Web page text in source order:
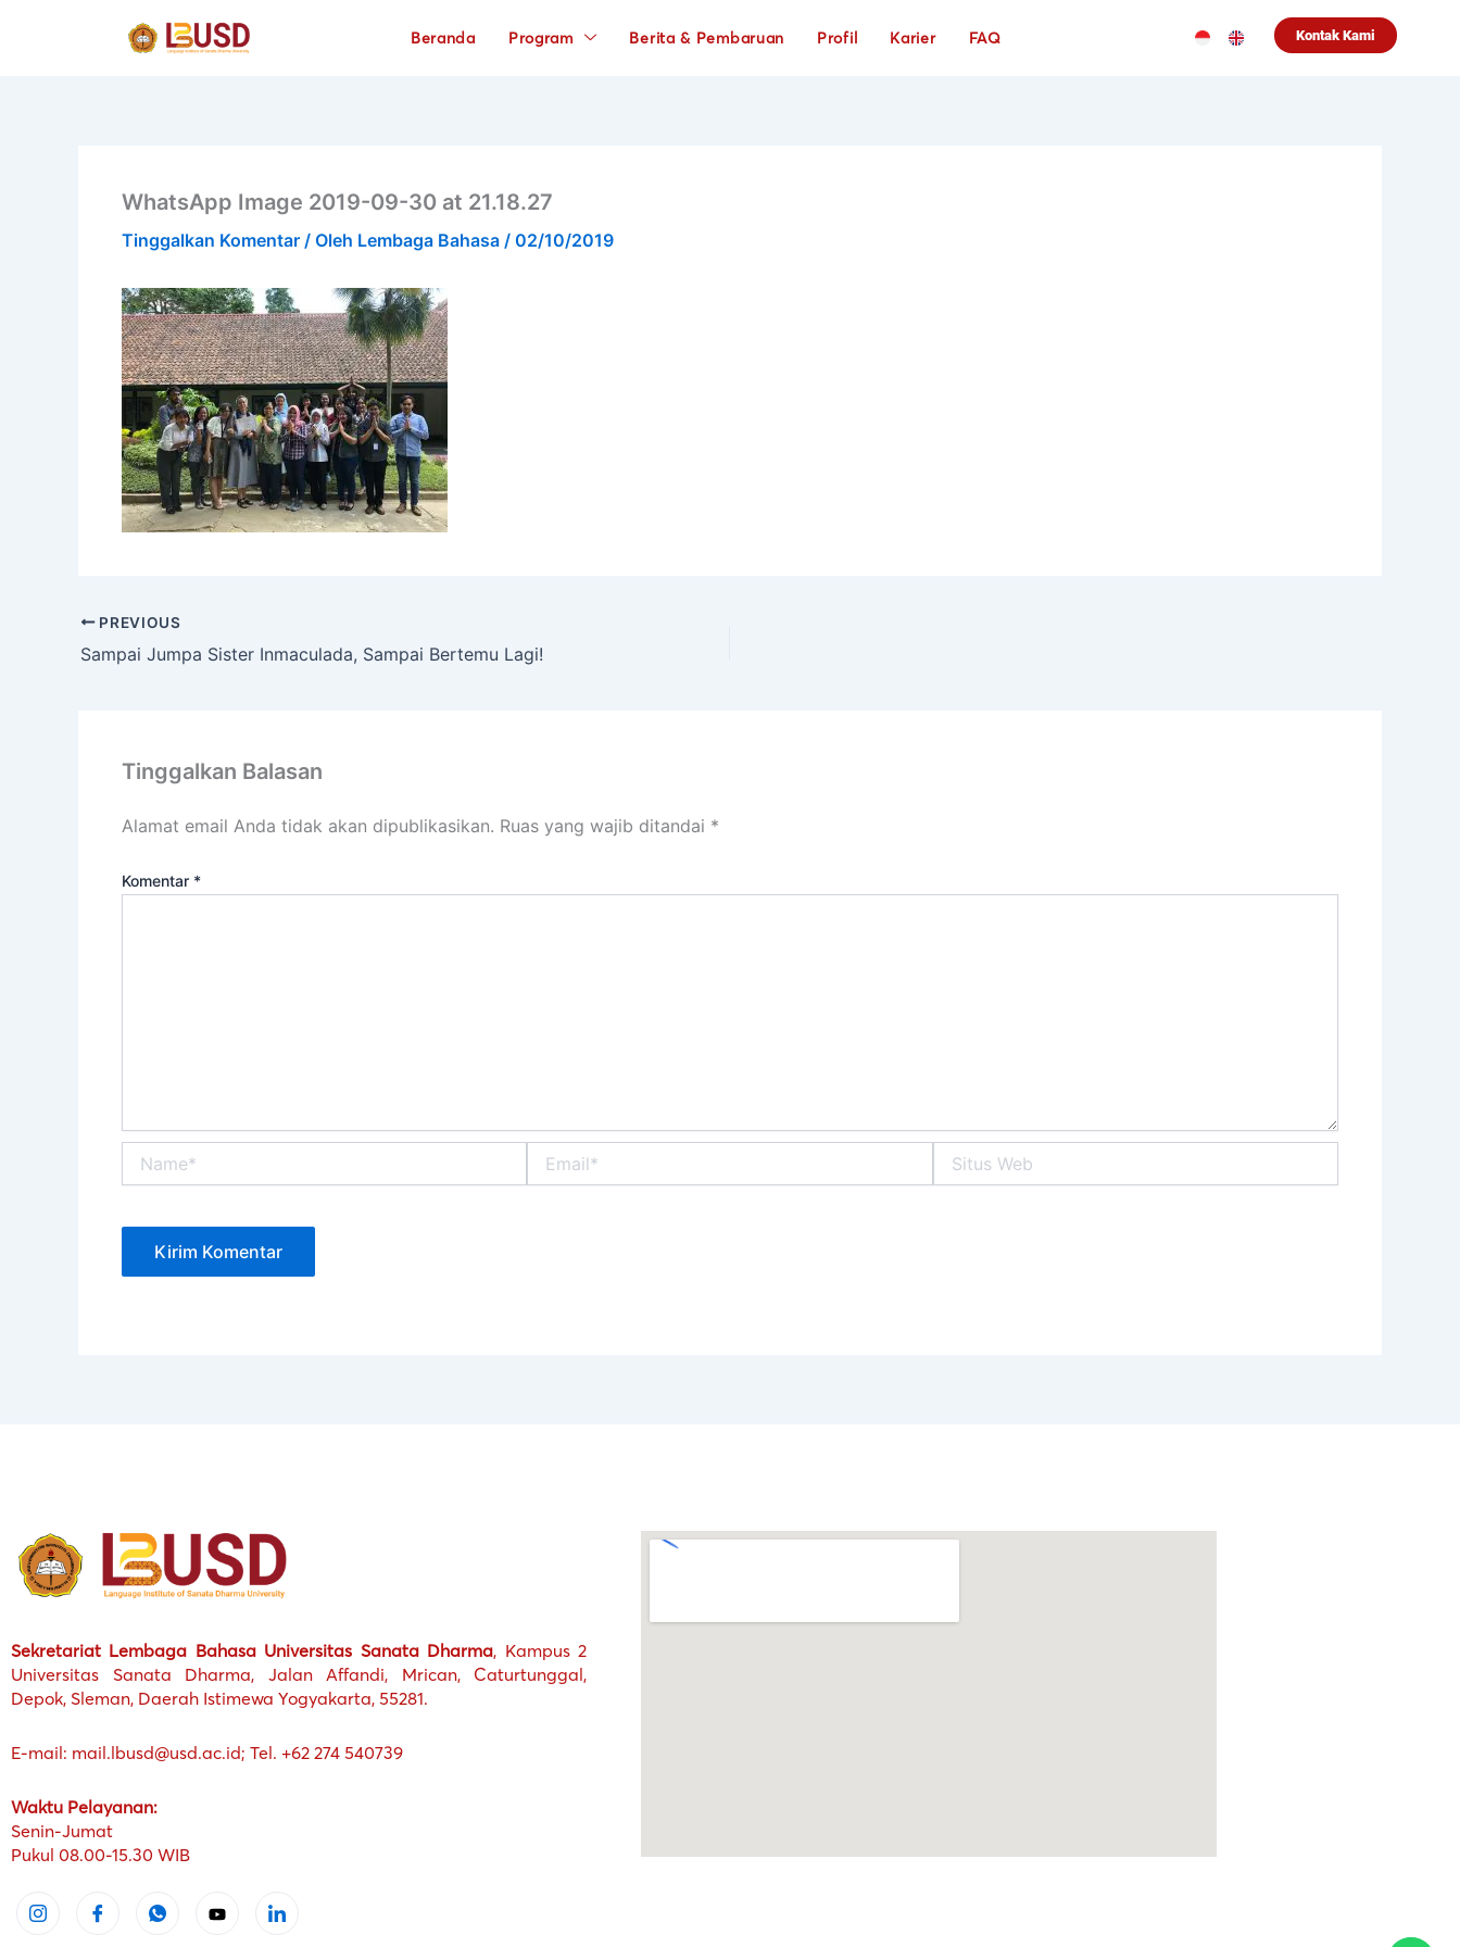
Beranda Program Berita & Pembaruan Profil Karier FAQ Kontak Kami
WhatsApp Image 2019-09-30 at 21.18.27
Tinggalkan Komentar / Oleh Lembaga Bahasa / 02/10/2019
PREVIOUS
Sampai Jumpa Sister Inmaculada, Sampai Bertemu Lagi!
Tinggalkan Balasan
Alamat email Anda tidak akan dipublikasikan. Ruas yang wajib ditandai *
Komentar *
Web
Sekretariat Lembaga Bahasa Universitas Sanata Dharma, Kampus 2
Universitas Sanata Dharma, Jalan Affandi, Mrican, Caturtunggal,
Depok, Sleman, Daerah Istimewa Yogyakarta, 55281.
E-mail: mail.lbusd@usd.ac.id; Tel. +62 274 540739
Waktu Pelayanan:
Senin-Jumat
Pukul 08.00-15.30 WIB